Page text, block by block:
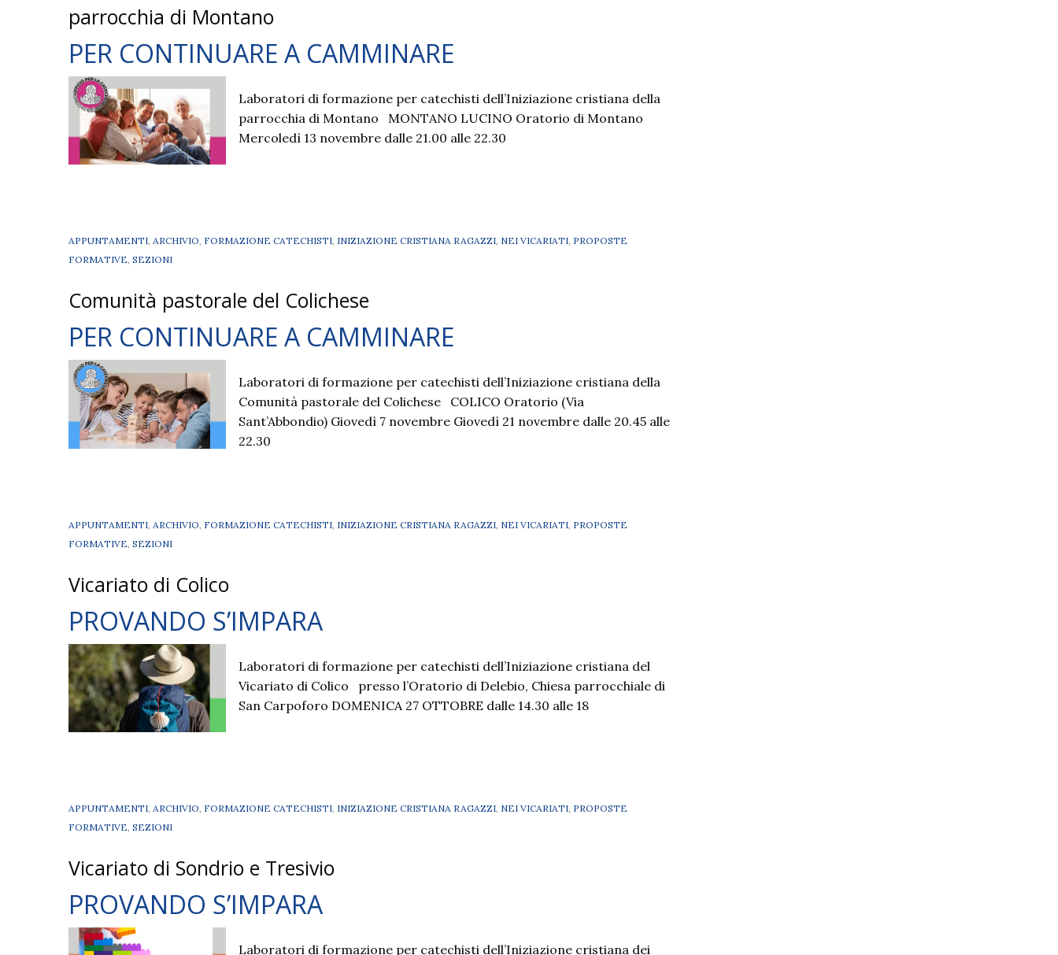
parrocchia di Montano
PER CONTINUARE A CAMMINARE
Laboratori di formazione per catechisti dell’Iniziazione cristiana della
parrocchia di Montano MONTANO LUCINO Oratorio di Montano
Mercoledì 13 novembre dalle 21.00 alle 22.30
APPUNTAMENTI, ARCHIVIO, FORMAZIONE CATECHISTI, INIZIAZIONE CRISTIANA RAGAZZI, NEI VICARIATI, PROPOSTE
FORMATIVE, SEZIONI
Comunità pastorale del Colichese
PER CONTINUARE A CAMMINARE
Laboratori di formazione per catechisti dell’Iniziazione cristiana della
Comunità pastorale del Colichese COLICO Oratorio (Via
Sant’Abbondio) Giovedì 7 novembre Giovedì 21 novembre dalle 20.45 alle
22.30
APPUNTAMENTI ARCHIVIO FORMAZIONE CATECHISTI INIZIAZIONE CRISTIANA RAGAZZI NEI VICARIATI PROPOSTE
FORMATIVE SEZIONI
Vicariato di Colico
PROVANDO S’IMPARA
Laboratori di formazione per catechisti dell’Iniziazione cristiana del
Vicariato di Colico presso l’Oratorio di Delebio, Chiesa parrocchiale di
San Carpoforo DOMENICA 27 OTTOBRE dalle 14.30 alle 18
APPUNTAMENTI, ARCHIVIO, FORMAZIONE CATECHISTI, INIZIAZIONE CRISTIANA RAGAZZI, NEI VICARIATI, PROPOSTE
FORMATIVE, SEZIONI
Vicariato di Sondrio e Tresivio
PROVANDO S’IMPARA
Laboratori di formazione per catechisti dell’Iniziazione cristiana dei